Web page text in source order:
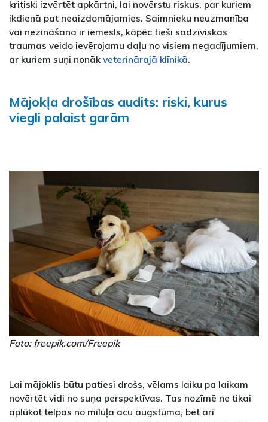
kritiski izvērtēt apkārtni, lai novērstu riskus, par kuriem
ikdienā pat neaizdomājamies. Saimnieku neuzmanība
vai nezināšana ir iemesls, kāpēc tieši sadzīviskas
traumas veido ievērojamu daļu no visiem negadījumiem,
ar kuriem suņi nonāk veterinārajā klīnikā.
Mājokļa drošības audits: riski, kurus
viegli palaist garām
Foto: freepik.com/Freepik
Lai mājoklis būtu patiesi drošs, vēlams laiku pa laikam
novērtēt vidi no suņa perspektīvas. Tas nozīmē ne tikai
aplūkot telpas no mīluļa acu augstuma, bet arī